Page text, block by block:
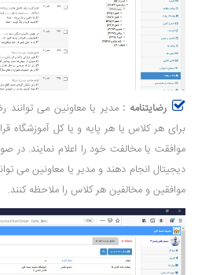
رضایتنامه : مدیر یا معاونین می
برای هر کلاس یا هر پایه و یا کل آموزشگاه
موافقت یا مخالفت خود را اعلام نمایند. در
دیجیتال انجام دهند و مدیر یا معاونین می
موافقین و مخالفین هر کلاس را ملاحظه کنند.